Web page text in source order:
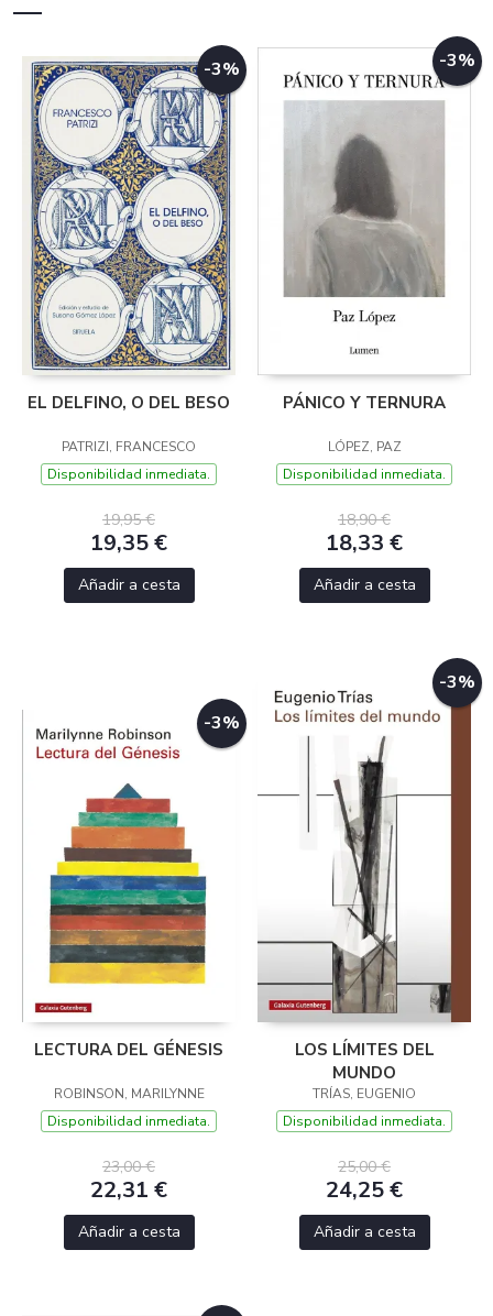
-3%
EL DELFINO, O DEL BESO
PATRIZI, FRANCESCO
Disponibilidad inmediata.
19,95 €
19,35 €
Añadir a cesta
-3%
PÁNICO Y TERNURA
LÓPEZ, PAZ
Disponibilidad inmediata.
18,90 €
18,33 €
Añadir a cesta
-3%
LECTURA DEL GÉNESIS
ROBINSON, MARILYNNE
Disponibilidad inmediata.
23,00 €
22,31 €
Añadir a cesta
-3%
LOS LÍMITES DEL
MUNDO
TRÍAS, EUGENIO
Disponibilidad inmediata.
25,00 €
24,25 €
Añadir a cesta